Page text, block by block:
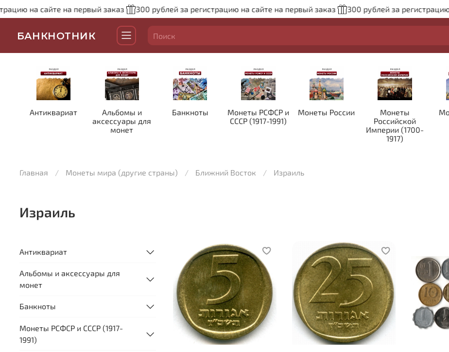
на сайте на первый заказ 300 рублей за регистрацию на сайте на первый заказ 300 рублей за регистрацию на
БАНКНОТНИК
Антиквариат
Альбомы и
аксессуары для
монет
Банкноты
Монеты РСФСР и
СССР (1917-1991)
Монеты России
Монеты
Российской
Империи (1700-
1917)
Главная Монеты мира (другие страны) Ближний Восток Израиль
Израиль
Антиквариат
Альбомы и аксессуары для
монет
Банкноты
Монеты РСФСР и СССР (1917-
1991)